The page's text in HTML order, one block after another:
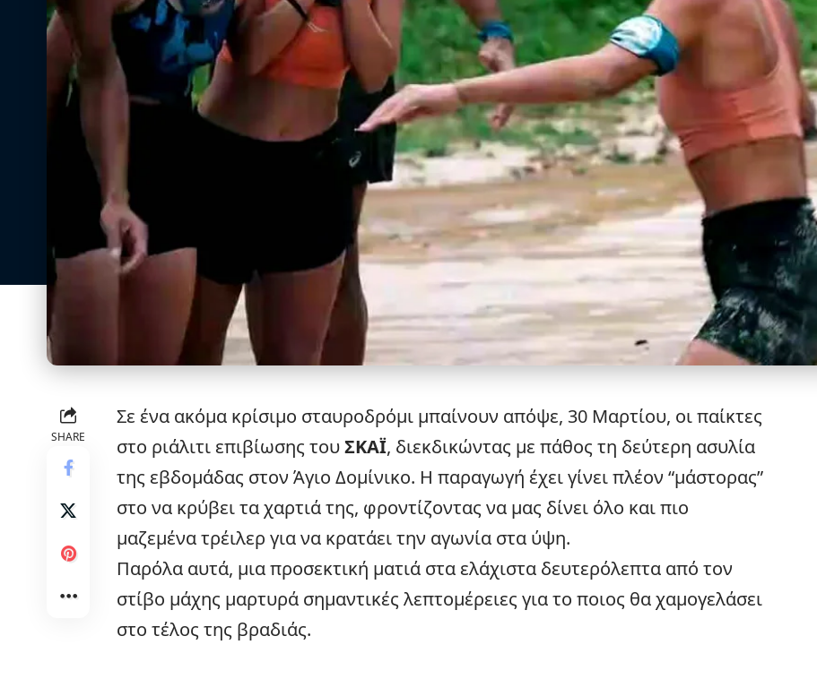
SHARE
Σε ένα ακόμα κρίσιμο σταυροδρόμι μπαίνουν απόψε, 30 Μαρτίου, οι παίκτες
στο ριάλιτι επιβίωσης τουΣΚΑΪ, διεκδικώντας με πάθος τη δεύτερη ασυλία
της εβδομάδας στον Άγιο Δομίνικο. Η παραγωγή έχει γίνει πλέον “μάστορας”
στο να κρύβει τα χαρτιά της, φροντίζοντας να μας δίνει όλο και πιο
μαζεμένατρέιλερ για να κρατάει την αγωνία στα ύψη.
Παρόλα αυτά, μια προσεκτική ματιά στα ελάχιστα δευτερόλεπτα από τον
στίβο μάχης μαρτυρά σημαντικές λεπτομέρειες για το ποιος θα χαμογελάσει
στο τέλος της βραδιάς.